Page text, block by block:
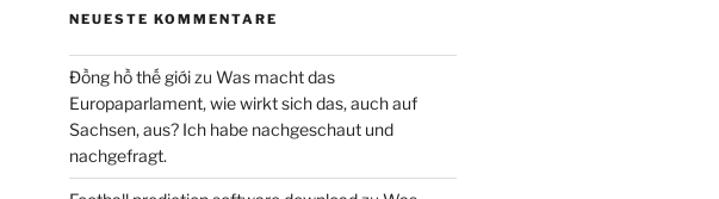
NEUESTE KOMMENTARE
Đồng hồ thế giớizu Was macht das
Europaparlament, wie wirkt sich das, auch auf
Sachsen, aus? Ich habe nachgeschaut und
nachgefragt.